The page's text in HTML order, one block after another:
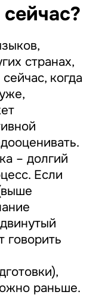
странах,
когда
– долгий
Если
говорить
раньше.